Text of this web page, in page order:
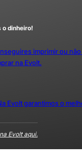
o dinheiro!
imprimir ou
na Evolt.
Evolt garantimos o
Evolt aqui.